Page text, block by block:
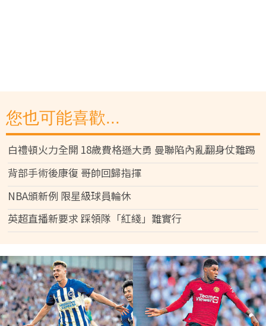
您也可能喜歡...
白禮頓火力全開 18歲費格遜大勇 曼聯陷內亂翻身仗難踢
背部手術後康復 哥帥回歸指揮
NBA頒新例 限星級球員輪休
英超直播新要求 踩領隊「紅綫」難實行